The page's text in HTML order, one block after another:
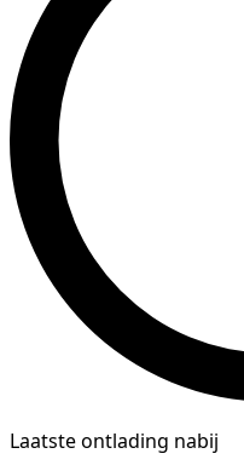
Laatste ontlading nabij